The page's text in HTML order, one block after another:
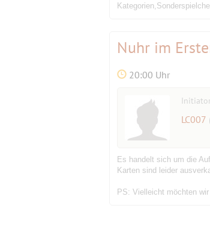
Nuhr im
20:00 Uhr
Initiator
LC007
Es handelt sich um die
Karten sind leider
PS: Vielleicht möchten